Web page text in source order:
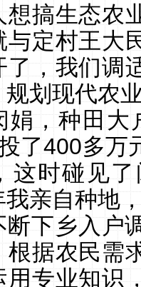
想搞生态农
与定村王大
了，我们调
划现代农
娟，种田大
了400多万
这时碰见
亲自种地
断下乡入户
根据农民需
用专业知识